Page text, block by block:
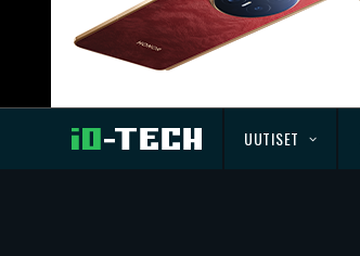
UUTISET